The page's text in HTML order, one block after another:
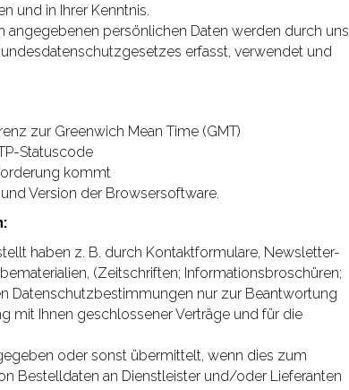
und in Ihrer Kenntnis.
angegebenen persönlichen Daten werden durch uns
erfasst, verwendet und
zur Greenwich Mean Time (GMT)
Statuscode
kommt
Version der Browsersoftware.
haben z. B. durch Kontaktformulare, Newsletter-
(Zeitschriften; Informationsbroschüren;
Datenschutzbestimmungen nur zur Beantwortung
mit Ihnen geschlossener Verträge und für die
oder sonst übermittelt, wenn dies zum
Bestelldaten an Dienstleister und/oder Lieferanten